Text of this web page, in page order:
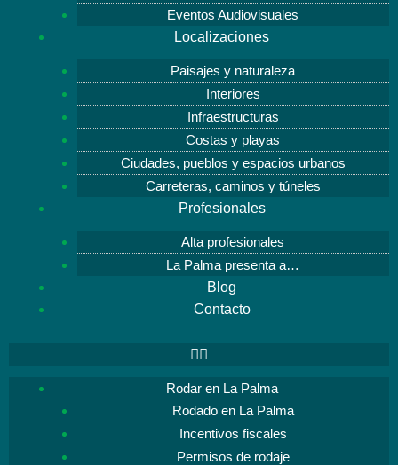
Eventos Audiovisuales
Localizaciones
Paisajes y naturaleza
Interiores
Infraestructuras
Costas y playas
Ciudades, pueblos y espacios urbanos
Carreteras, caminos y túneles
Profesionales
Alta profesionales
La Palma presenta a…
Blog
Contacto
Rodar en La Palma
Rodado en La Palma
Incentivos fiscales
Permisos de rodaje